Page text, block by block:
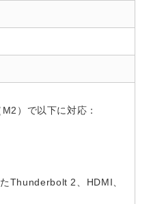
）で以下に対応：
Thunderbolt 2、HDMI、